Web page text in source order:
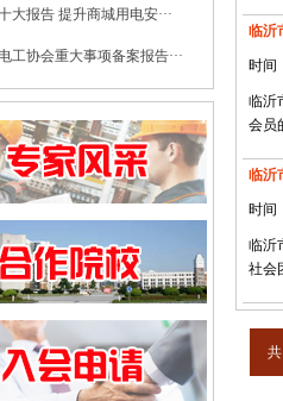
大报告 提升商城用电安···
工协会重大事项备案报告···
临沂
时间
临沂
会员
临沂
时间
临沂
社会